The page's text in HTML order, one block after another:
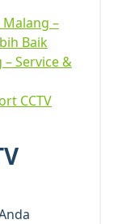
–
Baik
– Service &
CCTV